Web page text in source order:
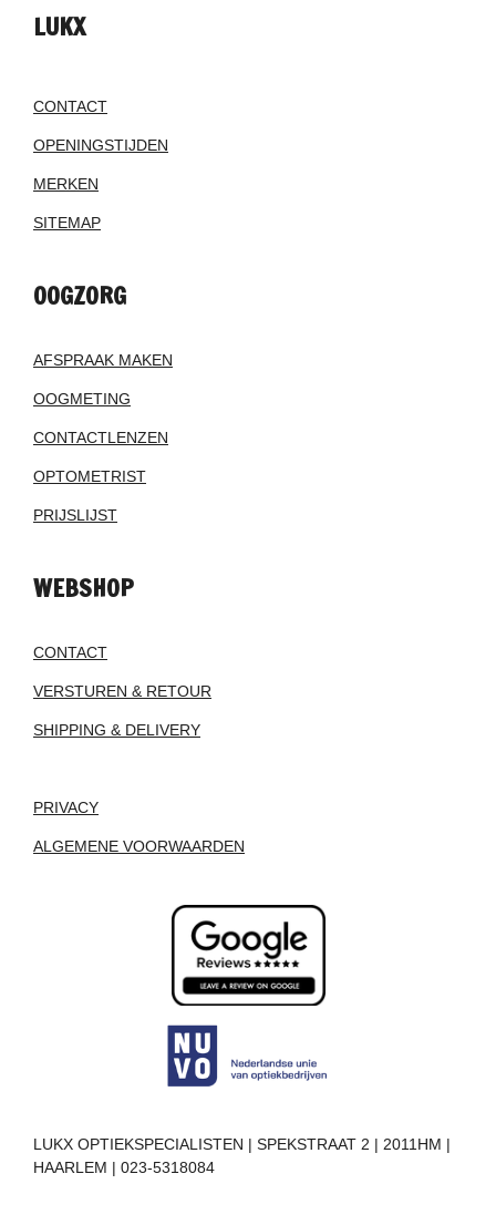
LUKX
CONTACT
OPENINGSTIJDEN
MERKEN
SITEMAP
OOGZORG
AFSPRAAK MAKEN
OOGMETING
CONTACTLENZEN
OPTOMETRIST
PRIJSLIJST
WEBSHOP
CONTACT
VERSTUREN & RETOUR
SHIPPING & DELIVERY
PRIVACY
ALGEMENE VOORWAARDEN
LUKX OPTIEKSPECIALISTEN | SPEKSTRAAT 2 | 2011HM |
HAARLEM | 023-5318084